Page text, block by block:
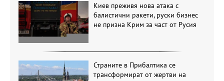
Киев преживя нова атака с
балистични ракети, руски бизнес
не призна Крим за част от Русия
Страните в Прибалтика се
трансформират от жертви на